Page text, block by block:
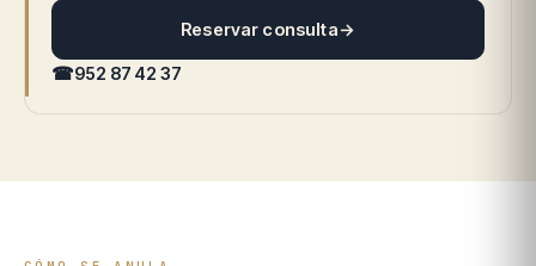
Reservar consulta→
☎952 87 42 37